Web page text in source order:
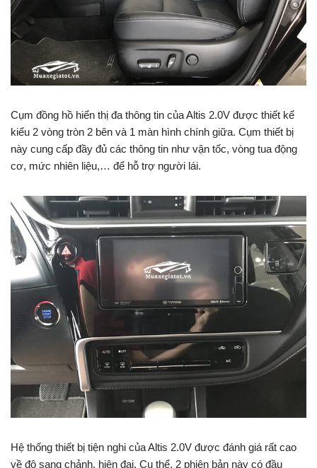
Cụm đồng hồ hiển thị đa thông tin của Altis 2.0V được thiết kế
kiểu 2 vòng tròn 2 bên và 1 màn hình chính giữa. Cụm thiết bị
này cung cấp đầy đủ các thông tin như vận tốc, vòng tua động
cơ, mức nhiên liệu,… để hỗ trợ người lái.
Hệ thống thiết bị tiện nghi của Altis 2.0V được đánh giá rất cao
về độ sang chảnh, hiện đại. Cụ thể, 2 phiên bản này có đầu